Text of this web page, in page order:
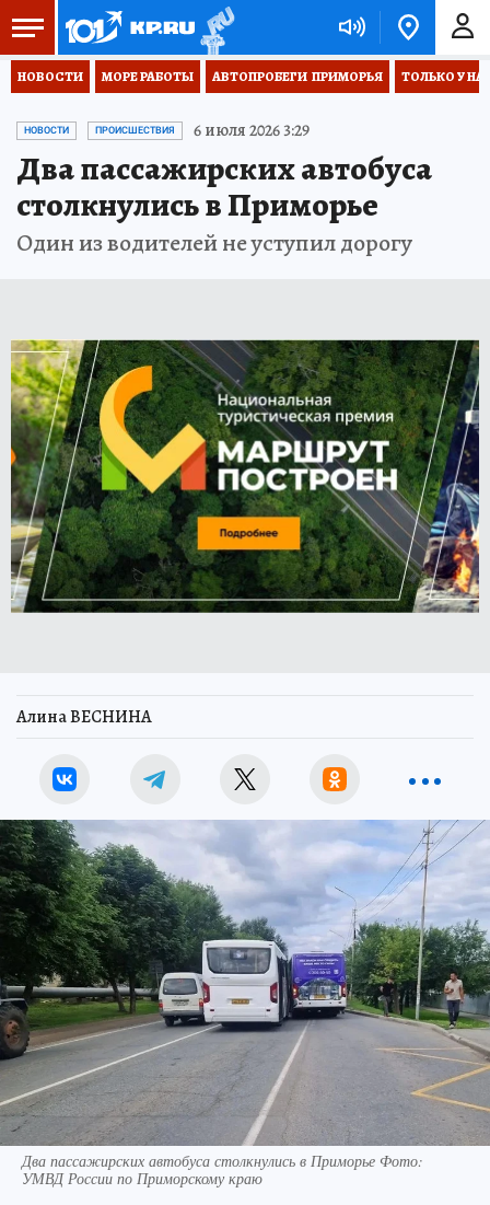
НОВОСТИ МОРЕ РАБОТЫ АВТОПРОБЕГИ  ПРИМОРЬЯ ТОЛЬКО У
НОВОСТИ ПРОИСШЕСТВИЯ 6 июля 2026 3:29
Два пассажирских автобуса
столкнулись в Приморье
Один из водителей не уступил дорогу
Алина ВЕСНИНА
Два пассажирских автобуса столкнулись в Приморье Фото:
УМВД России по Приморскому краю